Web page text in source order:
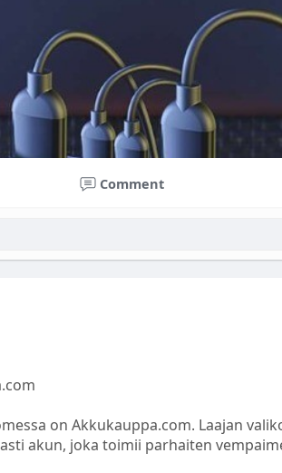
Comment
on Akkukauppa.com. Laajan
akun, joka toimii parhaiten